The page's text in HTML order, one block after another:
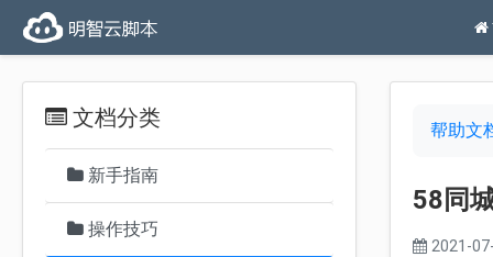
文档分类
新手指南
操作技巧
帮助文
58同
2021-